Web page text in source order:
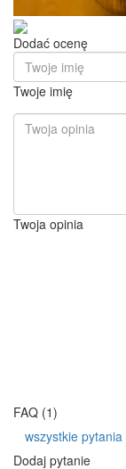
Dodać ocenę
Twoje imię
Twoja opinia
FAQ (1)
wszystkie pytania
Dodaj pytanie